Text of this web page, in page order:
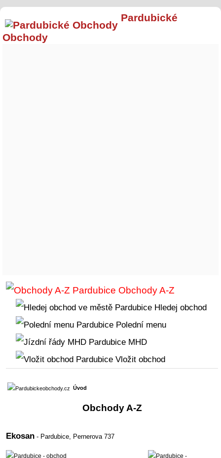
Pardubické
Obchody
Obchody A-Z
Hledej obchod
Polední menu
MHD
Vložit obchod
Úvod
Obchody A-Z
Ekosan - Pardubice, Pernerova 737